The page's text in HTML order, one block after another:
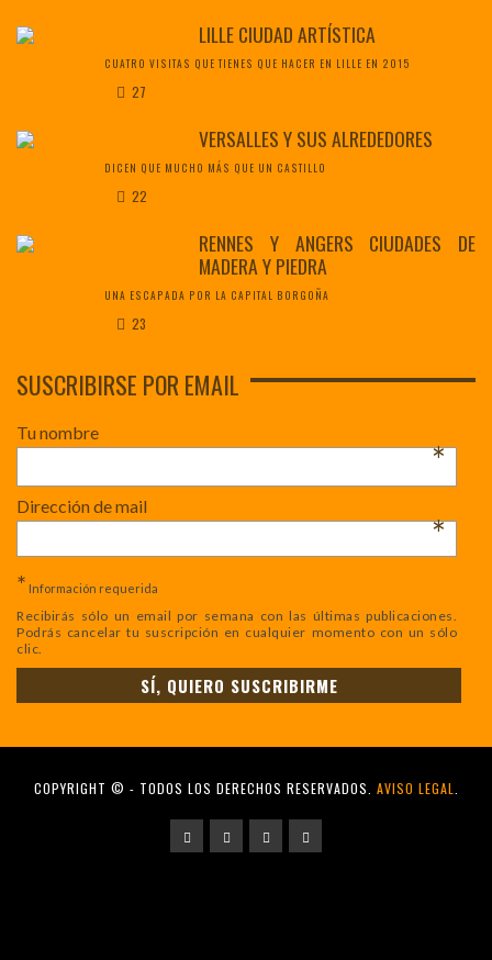
LILLE CIUDAD ARTÍSTICA
CUATRO VISITAS QUE TIENES QUE HACER EN LILLE EN 2015
27
VERSALLES Y SUS ALREDEDORES
DICEN QUE MUCHO MÁS QUE UN CASTILLO
22
RENNES Y ANGERS CIUDADES DE
MADERA Y PIEDRA
UNA ESCAPADA POR LA CAPITAL BORGOÑA
23
SUSCRIBIRSE POR EMAIL
Tu nombre
*
Dirección de mail
*
* Información requerida
Recibirás sólo un email por semana con las últimas publicaciones.
Podrás cancelar tu suscripción en cualquier momento con un sólo
clic.
COPYRIGHT © - TODOS LOS DERECHOS RESERVADOS. AVISO LEGAL